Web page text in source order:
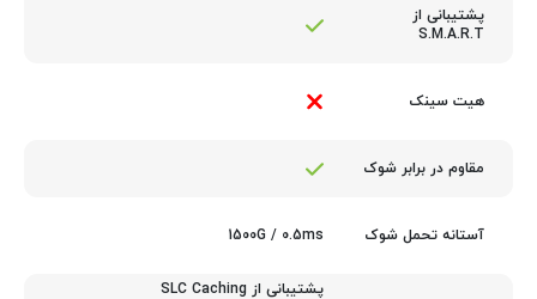
پشتیبانی از
S.M.A.R.T
هیت سینک
مقاوم در برابر شوک
آستانه تحمل شوک 1500G / 0.5ms
پشتیبانی از SLC Caching